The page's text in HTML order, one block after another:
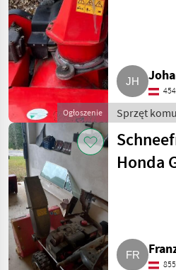
Ogłoszenie
Sprzęt
śniegu
Honda